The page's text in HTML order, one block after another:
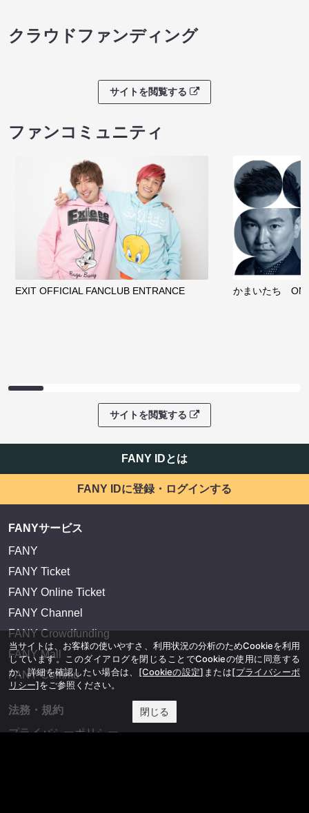
クラウドファンディング
サイトを閲覧する
ファンコミュニティ
EXIT OFFICIAL FANCLUB ENTRANCE かまいたち
サイトを閲覧する
FANY IDとは
FANY IDに登録・ログインする
FANYサービス
FANY
FANY Ticket
FANY Online Ticket
FANY Channel
FANY Crowdfunding
FANY Mall
FANY Commu
法務・規約
プライバシーポリシー
当サイトは、お客様の使いやすさ、利用状況の分析のためCookieを利用
しています。このダイアログを閉じることでCookieの使用に同意する
か、詳細を確認したい場合は、 [Cookieの設定] または[プライバシーポ
リシー]をご参照ください。
閉じる